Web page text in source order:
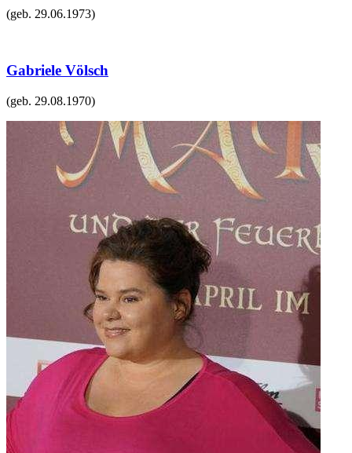
(geb. 29.06.1973)
Gabriele Völsch
(geb. 29.08.1970)